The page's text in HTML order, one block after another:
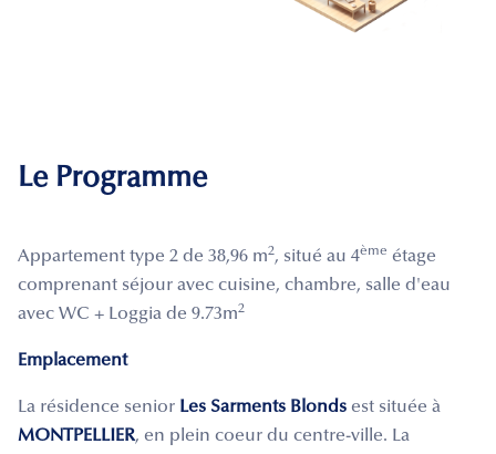
Le Programme
Appartement type 2 de 38,96 m2, situé au 4ème étage
comprenant séjour avec cuisine, chambre, salle d'eau
avec WC + Loggia de 9.73m2
Emplacement
La résidence senior Les Sarments Blonds est située à
MONTPELLIER, en plein coeur du centre-ville. La